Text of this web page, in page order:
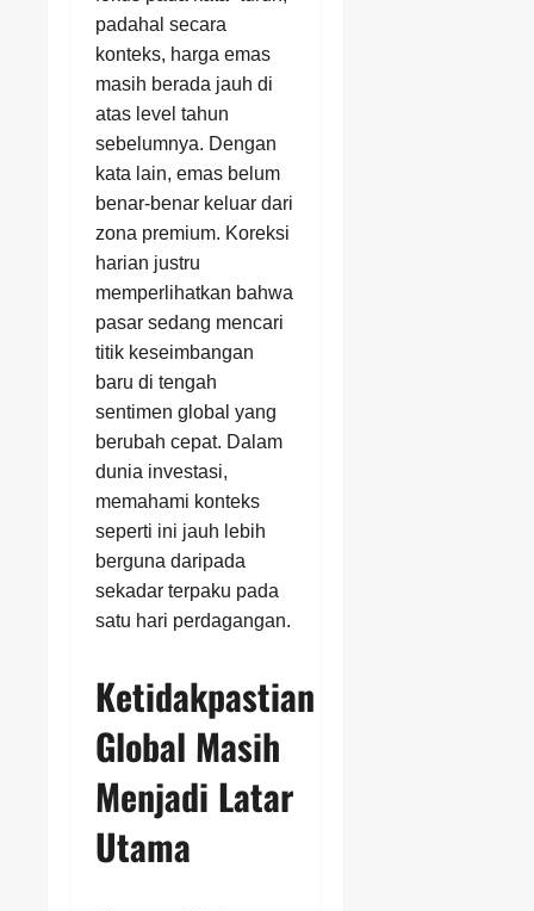
padahal secara
konteks, harga emas
masih berada jauh di
atas level tahun
sebelumnya. Dengan
kata lain, emas belum
benar-benar keluar dari
zona premium. Koreksi
harian justru
memperlihatkan bahwa
pasar sedang mencari
titik keseimbangan
baru di tengah
sentimen global yang
berubah cepat. Dalam
dunia investasi,
memahami konteks
seperti ini jauh lebih
berguna daripada
sekadar terpaku pada
satu hari perdagangan.
Ketidakpastian
Global Masih
Menjadi Latar
Utama